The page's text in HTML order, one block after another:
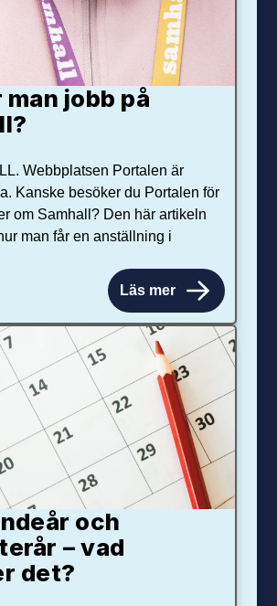
jobb på
Webbplatsen Portalen är
Kanske besöker du Portalen för
om Samhall? Den här artikeln
man får en anställning i
Läs mer
och
– vad
det?